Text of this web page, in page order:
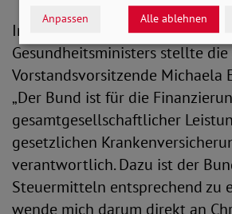
In einem Statement zur
Gesundheitsministers stellte die
Vorstandsvorsitzende Michaela
„Der Bund ist für die
gesamtgesellschaftlicher
gesetzlichen
verantwortlich. Dazu ist der
Steuermitteln entsprechend zu
wende mich darum direkt an
Anpassen Alle ablehnen